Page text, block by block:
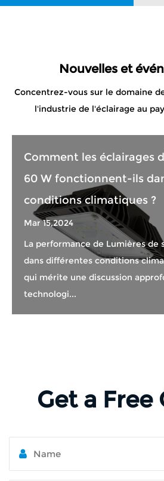
Nouvelles et
Concentrez-vous sur le domaine
l'industrie de l'éclairage au
Comment les éclairages
60 W fonctionnent-ils
conditions climatiques ?
Mar 15,2024
La performance de Lumières de
dans différentes conditions
qui mérite une discussion
technologi...
Get a Free